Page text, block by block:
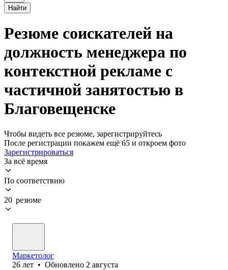
Найти
Резюме соискателей на
должность менеджера по
контекстной рекламе с
частичной занятостью в
Благовещенске
Чтобы видеть все резюме, зарегистрируйтесь
После регистрации покажем ещё 65 и откроем фото
Зарегистрироваться
За всё время
По соответствию
20 резюме
Маркетолог
26 лет • Обновлено 2 августа